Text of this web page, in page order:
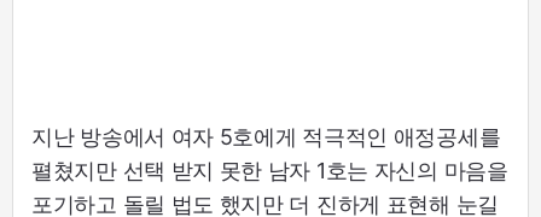
지난 방송에서 여자 5호에게 적극적인 애정공세를
펼쳤지만 선택 받지 못한 남자 1호는 자신의 마음을
포기하고 돌릴 법도 했지만 더 진하게 표현해 눈길